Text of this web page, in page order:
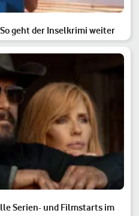
geht der Inselkrimi weiter
Serien- und Filmstarts im